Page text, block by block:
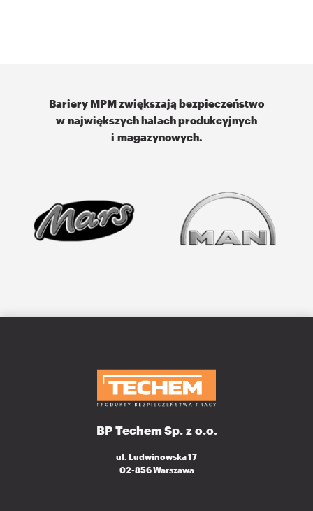
Bariery MPM zwiększają bezpieczeństwo
w największych halach produkcyjnych
i magazynowych.
BP Techem Sp. z o.o.
ul. Ludwinowska 17
02-856 Warszawa